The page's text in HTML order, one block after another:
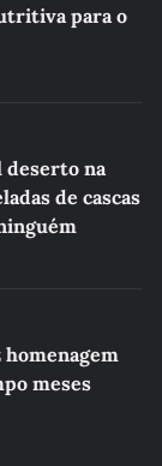
para o
deserto na
de cascas
homenagem
meses